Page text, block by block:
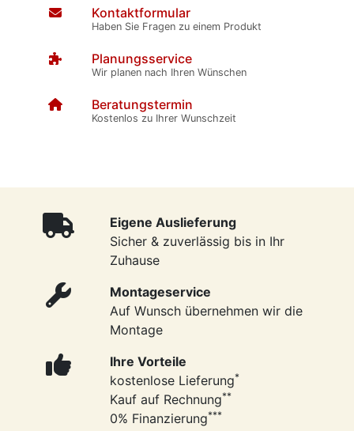
Kontaktformular
Haben Sie Fragen zu einem Produkt
Planungsservice
Wir planen nach Ihren Wünschen
Beratungstermin
Kostenlos zu Ihrer Wunschzeit
Eigene Auslieferung
Sicher & zuverlässig bis in Ihr
Zuhause
Montageservice
Auf Wunsch übernehmen wir die
Montage
Ihre Vorteile
kostenlose Lieferung*
Kauf auf Rechnung**
0% Finanzierung***